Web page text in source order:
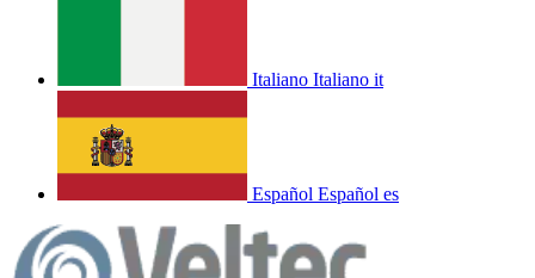
Italiano Italiano it
Español Español es